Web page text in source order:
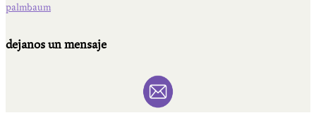
palmbaum
dejanos un mensaje